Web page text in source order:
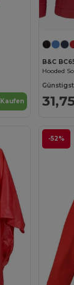
Kaufen
B&C
Hooded
-52%